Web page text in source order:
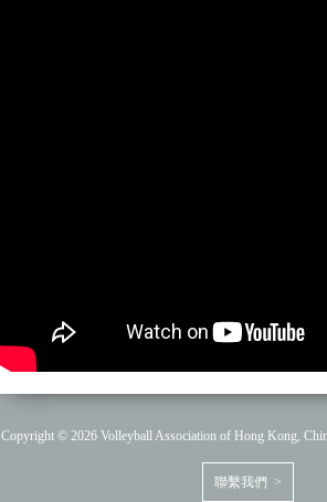
Copyright © 2026 Volleyball Association of Hong Kong,
聯繫我們 >